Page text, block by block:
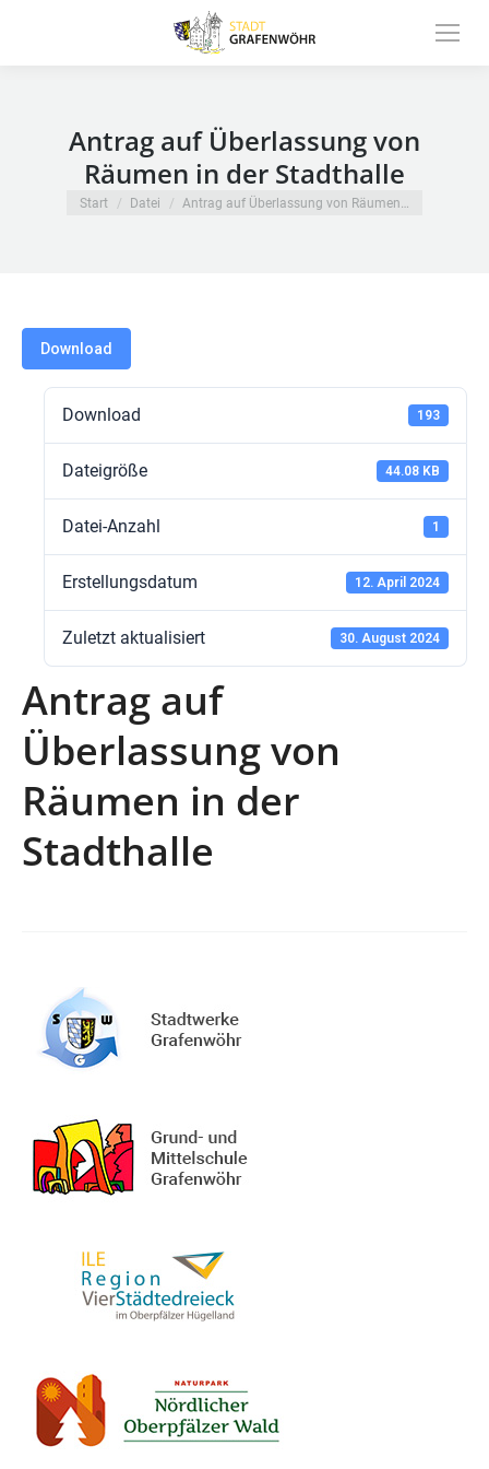
Antrag auf Überlassung von
Räumen in der Stadthalle
Sie befinden sich hier:
Start Datei Antrag auf Überlassung von Räumen…
Download
Download 193
Dateigröße 44.08 KB
Datei-Anzahl 1
Erstellungsdatum 12. April 2024
Zuletzt aktualisiert 30. August 2024
Antrag auf
Überlassung von
Räumen in der
Stadthalle